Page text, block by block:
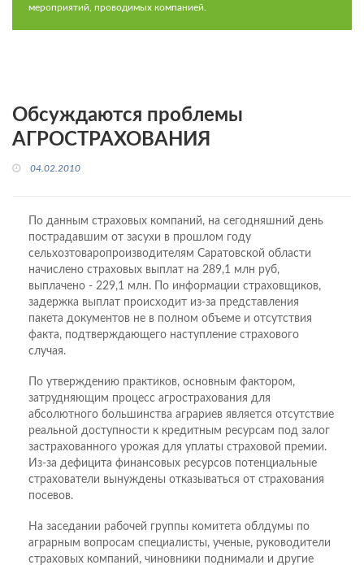
мероприятий, проводимых компанией.
Обсуждаются проблемы
АГРОСТРАХОВАНИЯ
04.02.2010
По данным страховых компаний, на сегодняшний день
пострадавшим от засухи в прошлом году
сельхозтоваропроизводителям Саратовской области
начислено страховых выплат на 289,1 млн руб,
выплачено - 229,1 млн. По информации страховщиков,
задержка выплат происходит из-за представления
пакета документов не в полном объеме и отсутствия
факта, подтверждающего наступление страхового
случая.
По утверждению практиков, основным фактором,
затрудняющим процесс агрострахования для
абсолютного большинства аграриев является отсутствие
реальной доступности к кредитным ресурсам под залог
застрахованного урожая для уплаты страховой премии.
Из-за дефицита финансовых ресурсов потенциальные
страхователи вынуждены отказываться от страхования
посевов.
На заседании рабочей группы комитета облдумы по
аграрным вопросам специалисты, ученые, руководители
страховых компаний, чиновники поднимали и другие